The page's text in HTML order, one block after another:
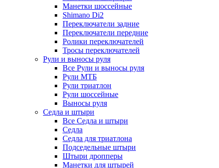
Манетки шоссейные
Shimano Di2
Переключатели задние
Переключатели передние
Ролики переключателей
Тросы переключателей
Рули и выносы руля
Все Рули и выносы руля
Рули МТБ
Рули триатлон
Рули шоссейные
Выносы руля
Седла и штыри
Все Седла и штыри
Седла
Седла для триатлона
Подседельные штыри
Штыри дропперы
Манетки для штырей